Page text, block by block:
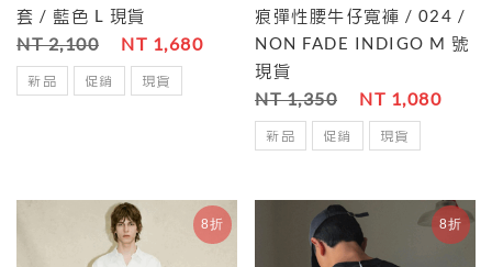
套 / 藍色 L 現貨
NT 2,100 NT 1,680
新品 促銷 現貨
痕彈性腰牛仔寬褲 / 024 /
NON FADE INDIGO M 號
現貨
NT 1,350 NT 1,080
新品 促銷 現貨
8折 8折